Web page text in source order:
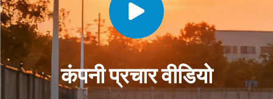
कंपनी प्रचार वीडियो